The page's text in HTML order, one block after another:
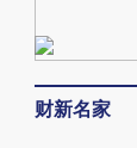
财新名家